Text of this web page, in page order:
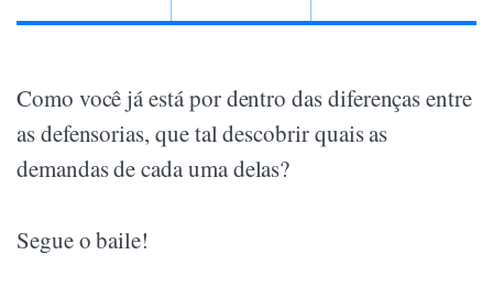
Como você já está por dentro das diferenças entre
as defensorias, que tal descobrir quais as
demandas de cada uma delas?
Segue o baile!